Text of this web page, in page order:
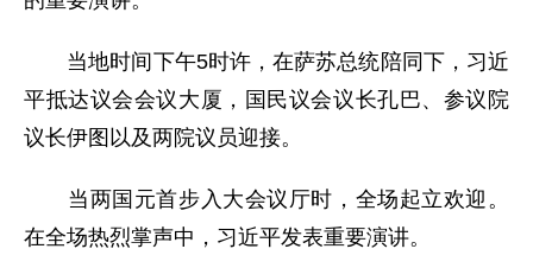
当地时间下午5时许，在萨苏总统陪同下，习近
平抵达议会会议大厦，国民议会议长孔巴、参议院
议长伊图以及两院议员迎接。
当两国元首步入大会议厅时，全场起立欢迎。
在全场热烈掌声中，习近平发表重要演讲。